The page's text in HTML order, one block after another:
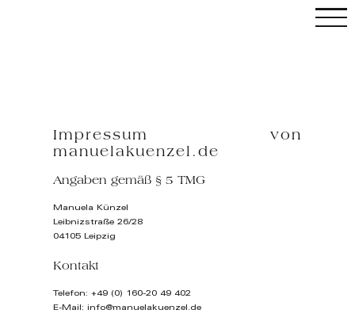
Impressum von
manuelakuenzel.de
Angaben gemäß § 5 TMG
Manuela Künzel
Leibnizstraße 26/28
04105 Leipzig
Kontakt
Telefon: +49 (0) 160-20 49 402
E-Mail: info@manuelakuenzel.de